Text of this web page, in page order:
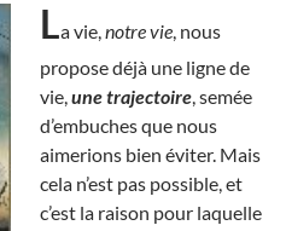
La vie, notre vie , nous
propose déjà une ligne de
vie, une trajectoire , semée
d’embuches que nous
aimerions bien éviter. Mais
cela n’est pas possible, et
c’est la raison pour laquelle